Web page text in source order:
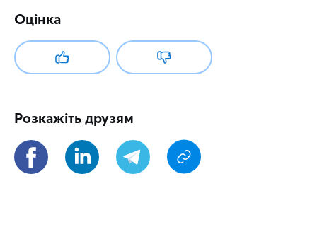
Оцінка
Розкажіть друзям